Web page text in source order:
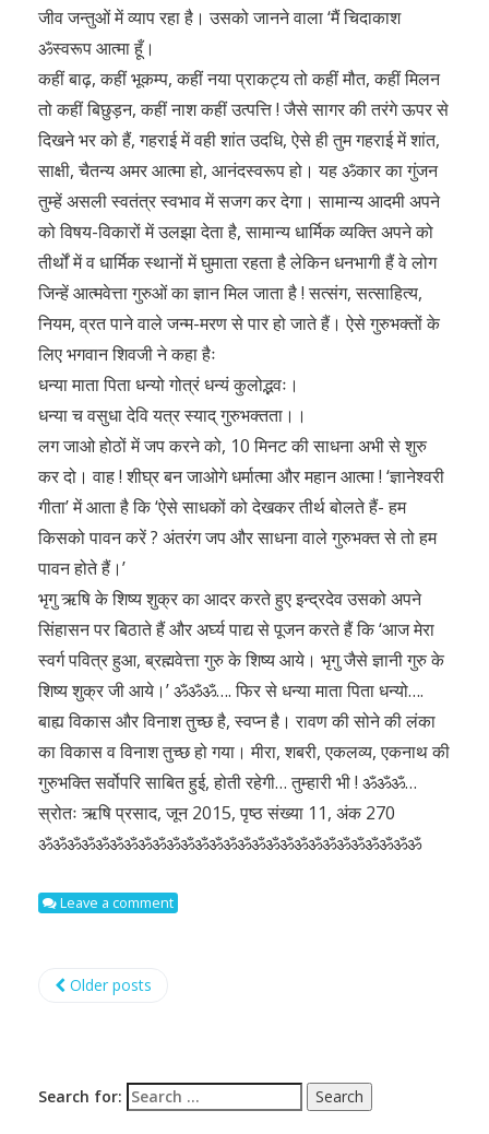
जीव जन्तुओं में व्याप रहा है। उसको जानने वाला ‘मैं चिदाकाश
ॐस्वरूप आत्मा हूँ।
कहीं बाढ़, कहीं भूकम्प, कहीं नया प्राकट्य तो कहीं मौत, कहीं मिलन
तो कहीं बिछुड़न, कहीं नाश कहीं उत्पत्ति ! जैसे सागर की तरंगे ऊपर से
दिखने भर को हैं, गहराई में वही शांत उदधि, ऐसे ही तुम गहराई में शांत,
साक्षी, चैतन्य अमर आत्मा हो, आनंदस्वरूप हो। यह ॐकार का गुंजन
तुम्हें असली स्वतंत्र स्वभाव में सजग कर देगा। सामान्य आदमी अपने
को विषय-विकारों में उलझा देता है, सामान्य धार्मिक व्यक्ति अपने को
तीर्थों में व धार्मिक स्थानों में घुमाता रहता है लेकिन धनभागी हैं वे लोग
जिन्हें आत्मवेत्ता गुरुओं का ज्ञान मिल जाता है ! सत्संग, सत्साहित्य,
नियम, व्रत पाने वाले जन्म-मरण से पार हो जाते हैं। ऐसे गुरुभक्तों के
लिए भगवान शिवजी ने कहा हैः
धन्या माता पिता धन्यो गोत्रं धन्यं कुलोद्भवः।
धन्या च वसुधा देवि यत्र स्याद् गुरुभक्तता।।
लग जाओ होठों में जप करने को, 10 मिनट की साधना अभी से शुरु
कर दो। वाह ! शीघ्र बन जाओगे धर्मात्मा और महान आत्मा ! ‘ज्ञानेश्वरी
गीता’ में आता है कि ‘ऐसे साधकों को देखकर तीर्थ बोलते हैं- हम
किसको पावन करें ? अंतरंग जप और साधना वाले गुरुभक्त से तो हम
पावन होते हैं।’
भृगु ऋषि के शिष्य शुक्र का आदर करते हुए इन्द्रदेव उसको अपने
सिंहासन पर बिठाते हैं और अर्घ्य पाद्य से पूजन करते हैं कि ‘आज मेरा
स्वर्ग पवित्र हुआ, ब्रह्मवेत्ता गुरु के शिष्य आये। भृगु जैसे ज्ञानी गुरु के
शिष्य शुक्र जी आये।’ ॐॐॐ…. फिर से धन्या माता पिता धन्यो….
बाह्य विकास और विनाश तुच्छ है, स्वप्न है। रावण की सोने की लंका
का विकास व विनाश तुच्छ हो गया। मीरा, शबरी, एकलव्य, एकनाथ की
गुरुभक्ति सर्वोपरि साबित हुई, होती रहेगी… तुम्हारी भी ! ॐॐॐ…
स्रोतः ऋषि प्रसाद, जून 2015, पृष्ठ संख्या 11, अंक 270
ॐॐॐॐॐॐॐॐॐॐॐॐॐॐॐॐॐॐॐॐॐॐॐॐॐॐॐ
Leave a comment
Older posts
Search for: